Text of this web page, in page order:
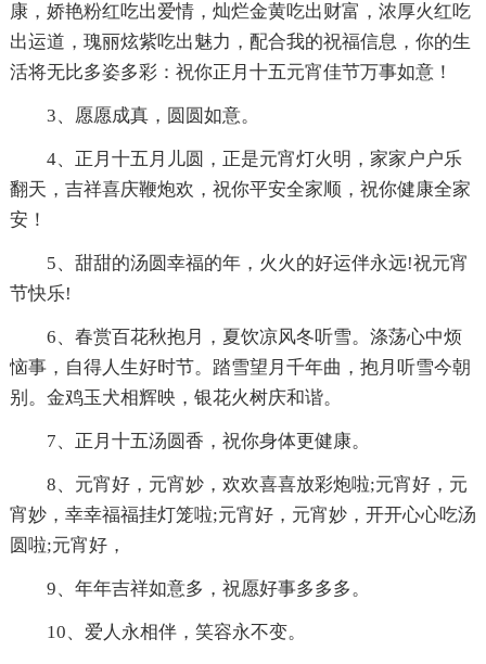
康，娇艳粉红吃出爱情，灿烂金黄吃出财富，浓厚火红吃
出运道，瑰丽炫紫吃出魅力，配合我的祝福信息，你的生
活将无比多姿多彩：祝你正月十五元宵佳节万事如意！
3、愿愿成真，圆圆如意。
4、正月十五月儿圆，正是元宵灯火明，家家户户乐
翻天，吉祥喜庆鞭炮欢，祝你平安全家顺，祝你健康全家
安！
5、甜甜的汤圆幸福的年，火火的好运伴永远!祝元宵
节快乐!
6、春赏百花秋抱月，夏饮凉风冬听雪。涤荡心中烦
恼事，自得人生好时节。踏雪望月千年曲，抱月听雪今朝
别。金鸡玉犬相辉映，银花火树庆和谐。
7、正月十五汤圆香，祝你身体更健康。
8、元宵好，元宵妙，欢欢喜喜放彩炮啦;元宵好，元
宵妙，幸幸福福挂灯笼啦;元宵好，元宵妙，开开心心吃汤
圆啦;元宵好，
9、年年吉祥如意多，祝愿好事多多多。
10、爱人永相伴，笑容永不变。